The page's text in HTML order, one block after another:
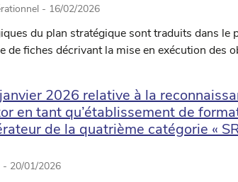
- 16/02/2026
du plan stratégique sont traduits dans le
de fiches décrivant la mise en exécution des
2026 relative à la
en tant qu’établissement de
de la quatrième catégorie «
- 20/01/2026